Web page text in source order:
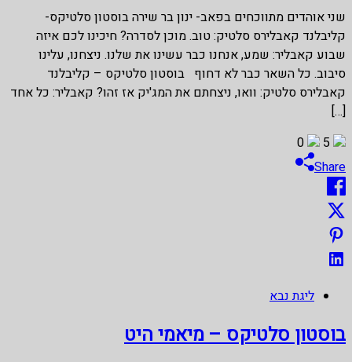
שני אוהדים מתווכחים בפאב- ינון בר שירה בוסטון סלטיקס-
קליבלנד קאבלירס סלטיק: טוב. מוכן לסדרה? חיכינו לכם איזה
שבוע קאבליר: שמע, אנחנו כבר עשינו את שלנו. ניצחנו, עלינו
סיבוב. כל השאר כבר לא דחוף בוסטון סלטיקס – קליבלנד
קאבלירס סלטיק: וואו, ניצחתם את המג'יק אז זהו? קאבליר: כל אחד
[…]
5
0
Share
ליגת נבא
בוסטון סלטיקס – מיאמי היט